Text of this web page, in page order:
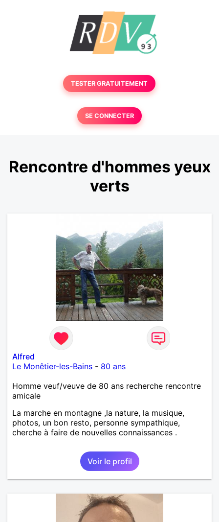
TESTER GRATUITEMENT
SE CONNECTER
Rencontre d'hommes yeux
verts
Alfred
Le Monêtier-les-Bains - 80 ans
Homme veuf/veuve de 80 ans recherche rencontre
amicale
La marche en montagne ,la nature, la musique,
photos, un bon resto, personne sympathique,
cherche à faire de nouvelles connaissances .
Voir le profil